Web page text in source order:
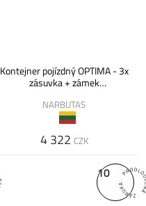
Kontejner pojízdný OPTIMA - 3x
zásuvka + zámek
NARBUTAS
4 322 CZK
10